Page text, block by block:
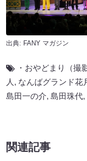
出典: FANY マガジン
・おやどまり（撮
⼈, なんばグランド花
島田一の介, 島田珠代,
関連記事